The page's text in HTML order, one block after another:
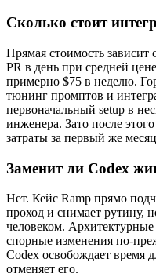
Сколько стоит
Прямая стоимость
PR в день при средней
примерно $75 в неделю.
тюнинг промптов и
первоначальный setup в
инженера. Зато после
затраты за первый же
Заменит ли Codex
Нет. Кейс Ramp прямо
проход и снимает рутину,
человеком.
спорные изменения по-
Codex освобождает время
отменяет его.